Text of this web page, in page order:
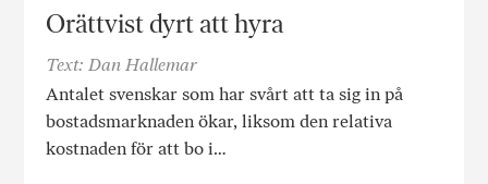
Orättvist dyrt att hyra
Text: Dan Hallemar
Antalet svenskar som har svårt att ta sig in på
bostadsmarknaden ökar, liksom den relativa
kostnaden för att bo i…